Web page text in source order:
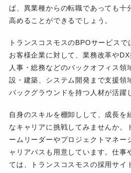
ば、異業種からの転職であっても十
高めることができるでしょう。
トランスコスモスのBPOサービス
お客様企業に対して、業務改革やDX
人事・総務などのバックオフィス領
設・建築、システム開発まで支援領
バックグラウンドを持つ人材が活躍
自身のスキルを棚卸しして、成長を
なキャリアに挑戦してみませんか。
ームリーダーやプロジェクトマネー
ャリアパスも用意しています。仕事
ては、トランスコスモスの採用サイ